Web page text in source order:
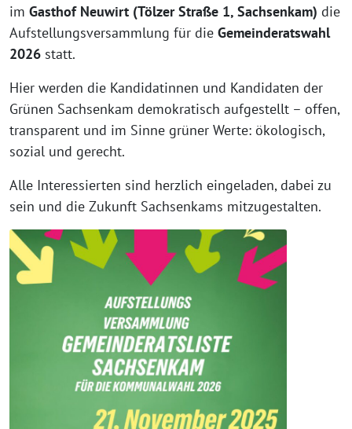
im Gasthof Neuwirt (Tölzer Straße 1, Sachsenkam) die
Aufstellungsversammlung für die Gemeinderatswahl
2026 statt.
Hier werden die Kandidatinnen und Kandidaten der
Grünen Sachsenkam demokratisch aufgestellt – offen,
transparent und im Sinne grüner Werte: ökologisch,
sozial und gerecht.
Alle Interessierten sind herzlich eingeladen, dabei zu
sein und die Zukunft Sachsenkams mitzugestalten.